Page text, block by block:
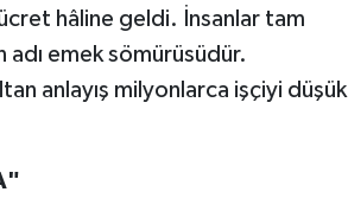
hâline geldi. İnsanlar tam
adı emek sömürüsüdür.
anlayış milyonlarca işçiyi düşük